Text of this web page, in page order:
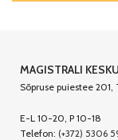
MAGISTRALI
Sõpruse puiestee 201,
E-L 10-20, P 10-18
Telefon: (+372) 5306